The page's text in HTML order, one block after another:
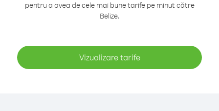
pentru a avea de cele mai bune tarife pe minut către
Belize.
Vizualizare tarife